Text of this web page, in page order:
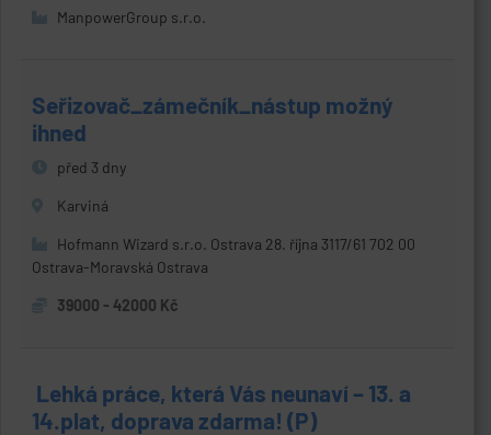
ManpowerGroup s.r.o.
Seřizovač_zámečník_nástup možný
ihned
před 3 dny
Karviná
Hofmann Wizard s.r.o. Ostrava 28. října 3117/61 702 00
Ostrava-Moravská Ostrava
39000 - 42000 Kč
️ Lehká práce, která Vás neunaví – 13. a
14.plat, doprava zdarma! (P)